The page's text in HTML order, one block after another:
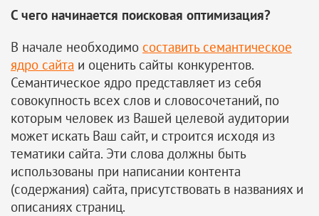
С чего начинается поисковая оптимизация?
В начале необходимо составить семантическое
ядро сайта и оценить сайты конкурентов.
Семантическое ядро представляет из себя
совокупность всех слов и словосочетаний, по
которым человек из Вашей целевой аудитории
может искать Ваш сайт, и строится исходя из
тематики сайта. Эти слова должны быть
использованы при написании контента
(содержания) сайта, присутствовать в названиях и
описаниях страниц.